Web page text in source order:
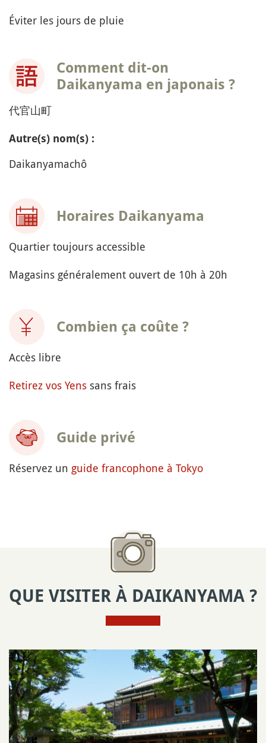
Éviter les jours de pluie
Comment dit-on
Daikanyama en japonais ?
代官山町
Autre(s) nom(s) :
Daikanyamachô
Horaires Daikanyama
Quartier toujours accessible
Magasins généralement ouvert de 10h à 20h
Combien ça coûte ?
Accès libre
Retirez vos Yens sans frais
Guide privé
Réservez un guide francophone à Tokyo
QUE VISITER À DAIKANYAMA ?